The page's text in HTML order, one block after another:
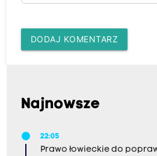
DODAJ KOMENTARZ
Najnowsze
22:05
Prawo łowieckie do